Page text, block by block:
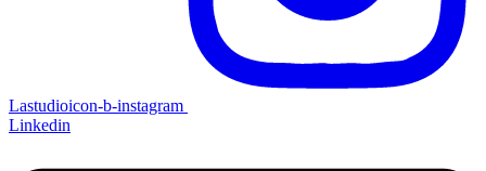
Lastudioicon-b-instagram
Linkedin